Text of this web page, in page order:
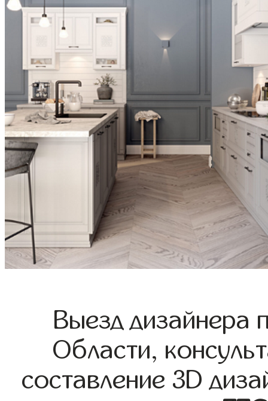
Выезд дизайнера
Области,
составление 3D